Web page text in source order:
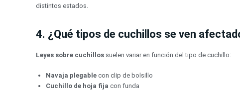
distintos estados.
4. ¿Qué tipos de cuchillos se ven
Leyes sobre cuchillos suelen variar en función del tipo de cuchillo:
Navaja plegable con clip de bolsillo
Cuchillo de hoja fija con funda